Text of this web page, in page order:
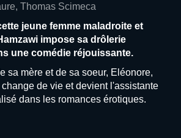
Thomas Scimeca
jeune femme maladroite et
impose sa drôlerie
une comédie réjouissante.
sa mère et de sa soeur, Eléonore,
de vie et devient l'assistante
dans les romances érotiques.